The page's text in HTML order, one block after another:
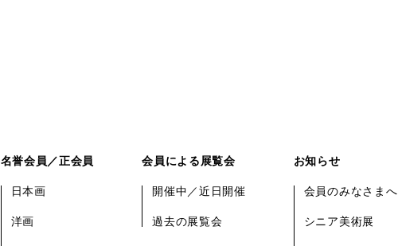
名誉会員／正会員
日本画
洋画
会員による展覧会
開催中／近日開催
過去の展覧会
お知らせ
会員のみなさまへ
シニア美術展